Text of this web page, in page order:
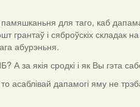
памяшканьня для таго, каб
грантаў і сяброўскіх складак
абурэньня.
А за якія сродкі і як Вы гэта
асаблівай дапамогі яму не